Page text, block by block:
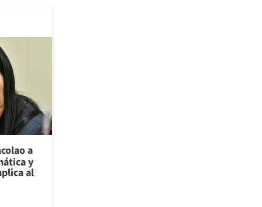
a
y
al